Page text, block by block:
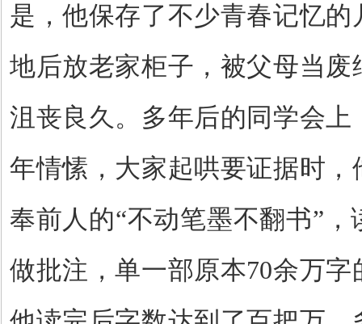
是，他保存了不少青春记忆
地后放老家柜子，被父母当
沮丧良久。多年后的同学会
年情愫，大家起哄要证据时
奉前人的“不动笔墨不翻书”
做批注，单一部原本70余万字